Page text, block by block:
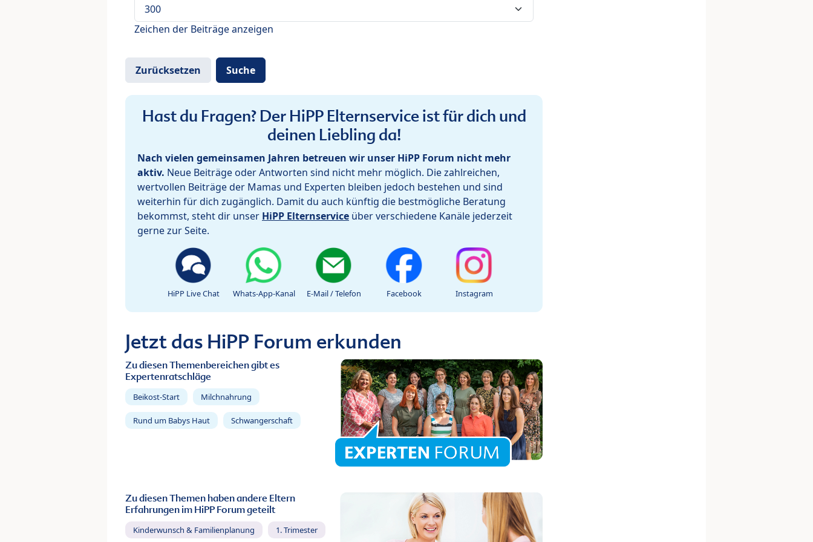
Zeichen der Beiträge anzeigen
Hast du Fragen? Der HiPP Elternservice ist für dich und
deinen Liebling da!
Nach vielen gemeinsamen Jahren betreuen wir unser HiPP Forum nicht mehr
aktiv. Neue Beiträge oder Antworten sind nicht mehr möglich. Die zahlreichen,
wertvollen Beiträge der Mamas und Experten bleiben jedoch bestehen und sind
weiterhin für dich zugänglich. Damit du auch künftig die bestmögliche Beratung
bekommst, steht dir unser HiPP Elternservice über verschiedene Kanäle jederzeit
gerne zur Seite.
HiPP Live Chat Whats-App-Kanal E-Mail / Telefon Facebook Instagram
Jetzt das HiPP Forum erkunden
Zu diesen Themenbereichen gibt es
Expertenratschläge
Beikost-Start Milchnahrung
Rund um Babys Haut Schwangerschaft
Zu diesen Themen haben andere Eltern
Erfahrungen im HiPP Forum geteilt
Kinderwunsch & Familienplanung 1. Trimester